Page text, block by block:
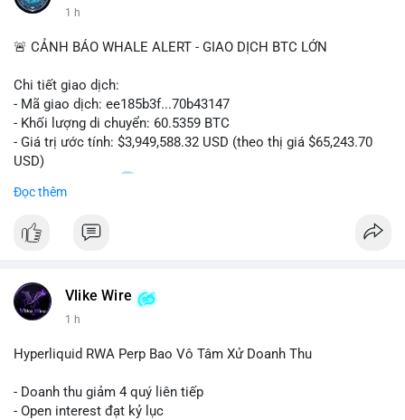
1 h
🚨 CẢNH BÁO WHALE ALERT - GIAO DỊCH BTC LỚN
Chi tiết giao dịch:
- Mã giao dịch: ee185b3f...70b43147
- Khối lượng di chuyển: 60.5359 BTC
- Giá trị ước tính: $3,949,588.32 USD (theo thị giá $65,243.70
USD)
- Thời gian: 15:20
Nhận định phân tích:
Khối lượng 60.5 BTC trị giá gần 4 triệu USD được di chuyển
thanh khoản trước khi đẩy giá. Nếu số BTC này được gửi lên
sàn tập trung, áp lực bán tiềm năng sẽ gia tăng. Ngược lại, nếu
củng cố niềm tin cho xu hướng tăng.
Lời khuyên:
Nhà đầu tư nên theo dõi sát dòng tiền tiếp theo từ địa chỉ này.
Đọc thêm
Vlike Wire
1 h
Hyperliquid RWA Perp Bao Vô Tâm Xử Doanh Thu
- Doanh thu giảm 4 quý liên tiếp
- Open interest đạt kỷ lục